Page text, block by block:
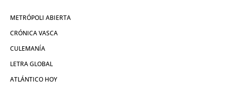
METRÓPOLI ABIERTA
CRÓNICA VASCA
CULEMANÍA
LETRA GLOBAL
ATLÁNTICO HOY